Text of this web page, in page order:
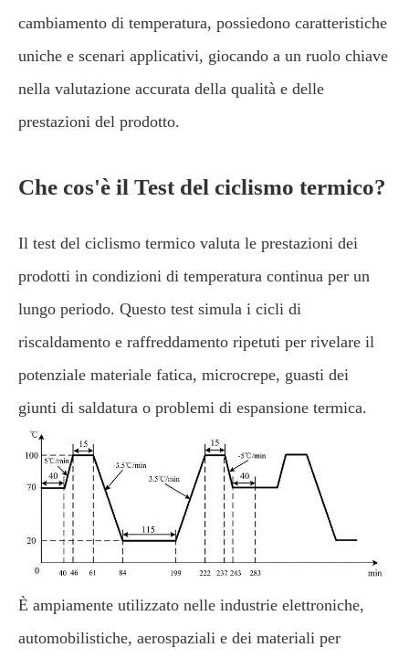
cambiamento di temperatura, possiedono caratteristiche
uniche e scenari applicativi, giocando a un ruolo chiave
nella valutazione accurata della qualità e delle
prestazioni del prodotto.
Che cos'è il Test del ciclismo termico?
Il test del ciclismo termico valuta le prestazioni dei
prodotti in condizioni di temperatura continua per un
lungo periodo. Questo test simula i cicli di
riscaldamento e raffreddamento ripetuti per rivelare il
potenziale materiale fatica, microcrepe, guasti dei
giunti di saldatura o problemi di espansione termica.
È ampiamente utilizzato nelle industrie elettroniche,
automobilistiche, aerospaziali e dei materiali per